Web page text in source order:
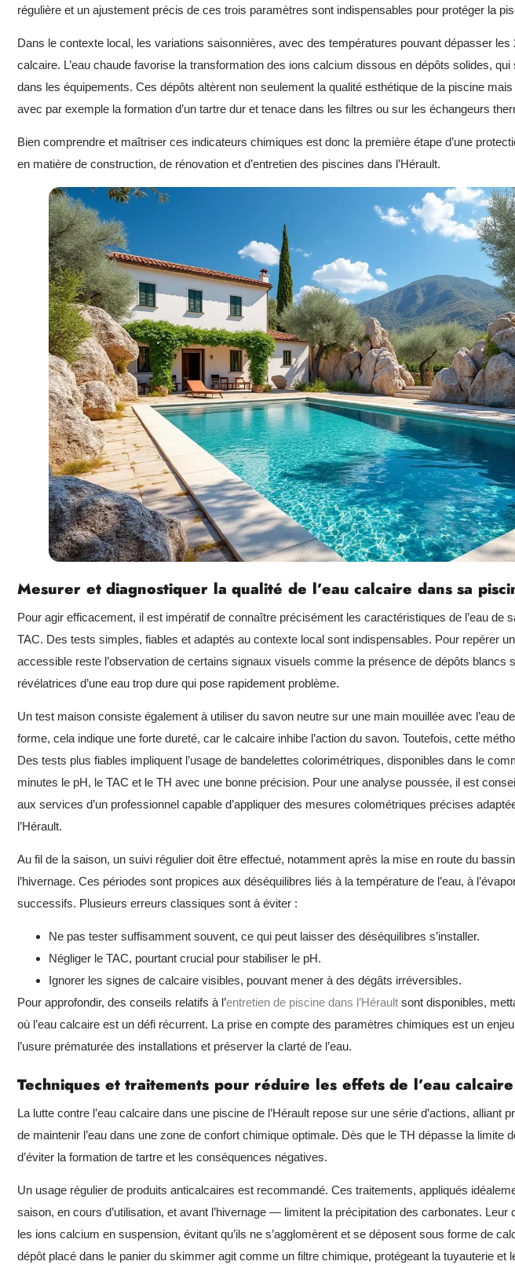
régulière et un ajustement précis de ces trois paramètres sont indispensables pour protéger la
Dans le contexte local, les variations saisonnières, avec des températures pouvant dépasser les
calcaire. L’eau chaude favorise la transformation des ions calcium dissous en dépôts solides,
dans les équipements. Ces dépôts altèrent non seulement la qualité esthétique de la piscine
avec par exemple la formation d’un tartre dur et tenace dans les filtres ou sur les échangeurs
Bien comprendre et maîtriser ces indicateurs chimiques est donc la première étape d’une
en matière de construction, de rénovation et d’entretien des piscines dans l’Hérault.
Mesurer et diagnostiquer la qualité de l’eau calcaire dans sa
Pour agir efficacement, il est impératif de connaître précisément les caractéristiques de l’eau de
TAC. Des tests simples, fiables et adaptés au contexte local sont indispensables. Pour repérer
accessible reste l’observation de certains signaux visuels comme la présence de dépôts blancs
révélatrices d’une eau trop dure qui pose rapidement problème.
Un test maison consiste également à utiliser du savon neutre sur une main mouillée avec l’eau
forme, cela indique une forte dureté, car le calcaire inhibe l’action du savon. Toutefois, cette
Des tests plus fiables impliquent l’usage de bandelettes colorimétriques, disponibles dans le
minutes le pH, le TAC et le TH avec une bonne précision. Pour une analyse poussée, il est
aux services d’un professionnel capable d’appliquer des mesures colométriques précises
l’Hérault.
Au fil de la saison, un suivi régulier doit être effectué, notamment après la mise en route du
l’hivernage. Ces périodes sont propices aux déséquilibres liés à la température de l’eau, à
successifs. Plusieurs erreurs classiques sont à éviter :
Ne pas tester suffisamment souvent, ce qui peut laisser des déséquilibres s’installer.
Négliger le TAC, pourtant crucial pour stabiliser le pH.
Ignorer les signes de calcaire visibles, pouvant mener à des dégâts irréversibles.
Pour approfondir, des conseils relatifs à l’entretien de piscine dans l’Hérault sont disponibles,
où l’eau calcaire est un défi récurrent. La prise en compte des paramètres chimiques est un
l’usure prématurée des installations et préserver la clarté de l’eau.
Techniques et traitements pour réduire les effets de l’eau
La lutte contre l’eau calcaire dans une piscine de l’Hérault repose sur une série d’actions, alliant
de maintenir l’eau dans une zone de confort chimique optimale. Dès que le TH dépasse la limite
d’éviter la formation de tartre et les conséquences négatives.
Un usage régulier de produits anticalcaires est recommandé. Ces traitements, appliqués
saison, en cours d’utilisation, et avant l’hivernage — limitent la précipitation des carbonates.
les ions calcium en suspension, évitant qu’ils ne s’agglomèrent et se déposent sous forme de
dépôt placé dans le panier du skimmer agit comme un filtre chimique, protégeant la tuyauterie et